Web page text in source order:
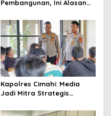
Pembangunan, Ini Alasan
Pengurangan Belanja
Daerah
Kapolres Cimahi: Media
Jadi Mitra Strategis
Publik